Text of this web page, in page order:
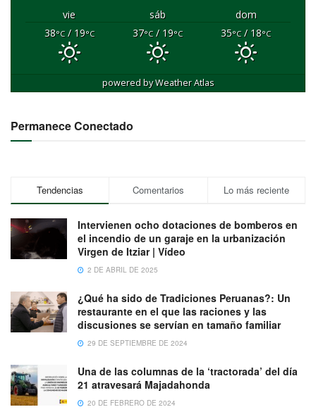
vie sáb
dom
38°C/ 19°C 37°C/ 19°C 35°C/ 18°C
powered byWeather Atlas
Permanece Conectado
Tendencias Comentarios Lo más reciente
Intervienen ocho dotaciones de bomberos en
el incendio de un garaje en la urbanización
Virgen de Itziar | Vídeo
2 DE ABRIL DE 2025
¿Qué ha sido de Tradiciones Peruanas?: Un
restaurante en el que las raciones y las
discusiones se servían en tamaño familiar
29 DE SEPTIEMBRE DE 2024
Una de las columnas de la ‘tractorada’ del día
21 atravesará Majadahonda
20 DE FEBRERO DE 2024